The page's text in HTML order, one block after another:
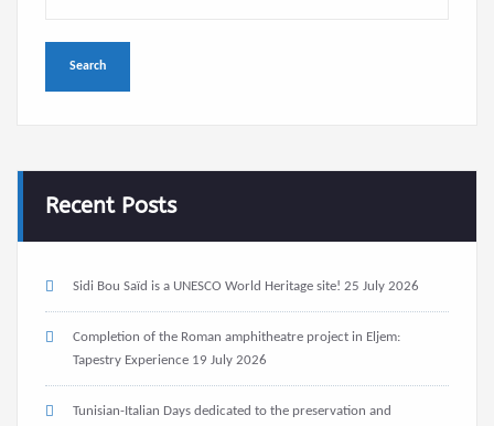
Recent Posts
Sidi Bou Saïd is a UNESCO World Heritage site! 25 July 2026
Completion of the Roman amphitheatre project in Eljem:
Tapestry Experience 19 July 2026
Tunisian-Italian Days dedicated to the preservation and